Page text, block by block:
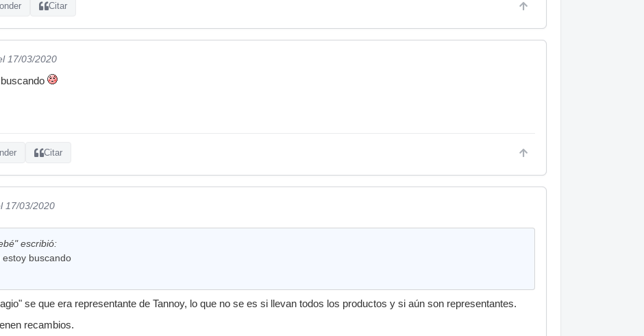
Citar
17/03/2020
Citar
17/03/2020
escribió:
estoy buscando
se que era representante de Tannoy, lo que no se es si llevan todos los productos y si aún son representantes.
recambios.